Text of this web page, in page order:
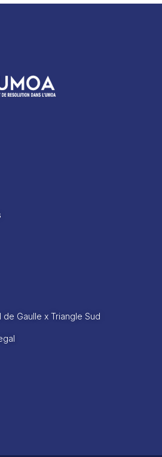
Gaulle x Triangle Sud